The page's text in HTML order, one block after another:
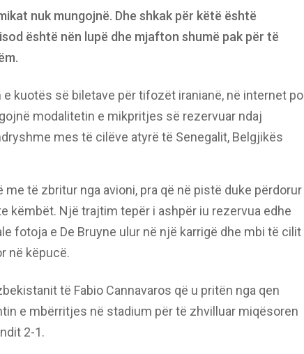
nuk mungojnë. Dhe shkak për këtë është
është nën lupë dhe mjafton shumë pak për të
kuotës së biletave për tifozët iranianë, në internet po
modalitetin e mikpritjes së rezervuar ndaj
mes të cilëve atyrë të Senegalit, Belgjikës
të zbritur nga avioni, pra që në pistë duke përdorur
këmbët. Një trajtim tepër i ashpër iu rezervua edhe
fotoja e De Bruyne ulur në një karrigë dhe mbi të cilit
në këpucë.
të Fabio Cannavaros që u pritën nga qen
e mbërritjes në stadium për të zhvilluar miqësoren
2-1.